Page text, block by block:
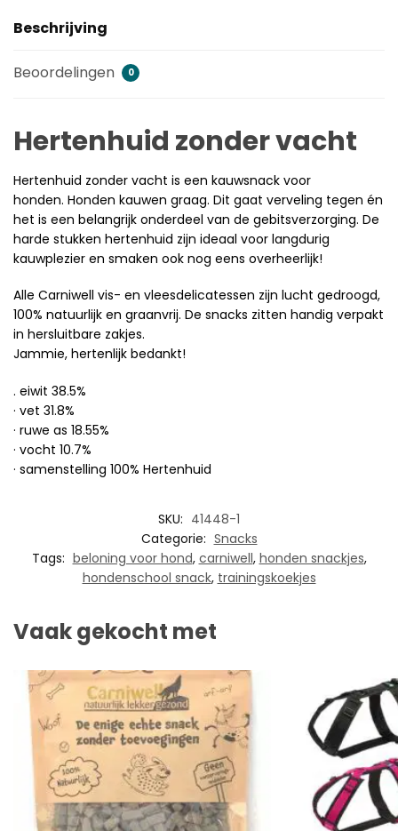
Beschrijving
Beoordelingen 0
Hertenhuid zonder vacht
Hertenhuid zonder vacht is een kauwsnack voor
honden. Honden kauwen graag. Dit gaat verveling tegen én
het is een belangrijk onderdeel van de gebitsverzorging. De
harde stukken hertenhuid zijn ideaal voor langdurig
kauwplezier en smaken ook nog eens overheerlijk!
Alle Carniwell vis- en vleesdelicatessen zijn lucht gedroogd,
100% natuurlijk en graanvrij. De snacks zitten handig verpakt
in hersluitbare zakjes.
Jammie, hertenlijk bedankt!
. eiwit 38.5%
· vet 31.8%
· ruwe as 18.55%
· vocht 10.7%
· samenstelling 100% Hertenhuid
SKU: 41448-1
Categorie: Snacks
Tags: beloning voor hond, carniwell, honden snackjes,
hondenschool snack, trainingskoekjes
Vaak gekocht met